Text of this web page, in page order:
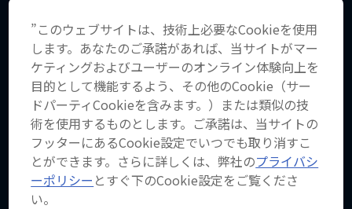
”このウェブサイトは、技術上必要なCookieを使用
します。あなたのご承諾があれば、当サイトがマー
ケティングおよびユーザーのオンライン体験向上を
目的として機能するよう、その他のCookie（サー
ドパーティCookieを含みます。）または類似の技
術を使用するものとします。ご承諾は、当サイトの
フッターにあるCookie設定でいつでも取り消すこ
とができます。さらに詳しくは、弊社のプライバシ
ーポリシー とすぐ下のCookie設定をご覧くださ
い。